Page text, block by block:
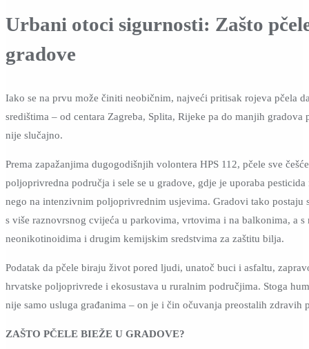
Urbani otoci sigurnosti: Zašto
gradove
Iako se na prvu može činiti neobičnim, najveći pritisak rojeva pčela
središtima – od centara Zagreba, Splita, Rijeke pa do manjih gradova
nije slučajno.
Prema zapažanjima dugogodišnjih volontera HPS 112, pčele sve
poljoprivredna područja i sele se u gradove, gdje je uporaba
nego na intenzivnim poljoprivrednim usjevima. Gradovi tako postaju
s više raznovrsnog cvijeća u parkovima, vrtovima i na balkonima, a s
neonikotinoidima i drugim kemijskim sredstvima za zaštitu bilja.
Podatak da pčele biraju život pored ljudi, unatoč buci i asfaltu,
hrvatske poljoprivrede i ekosustava u ruralnim područjima. Stoga
nije samo usluga građanima – on je i čin očuvanja preostalih zdravih
ZAŠTO PČELE BIEŽE U GRADOVE?